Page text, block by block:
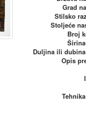
Grad
Stilsko
Stoljeće
Broj
Duljina ili
Opis